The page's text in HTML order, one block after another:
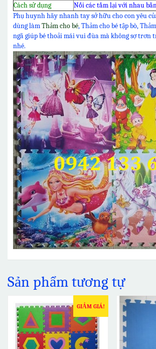
Cách sử dụng
Nối các tấm lại với nhau
Phụ huynh hãy nhanh tay sở hữu cho con yêu
dùng làmThảm cho bé, Thảm cho bé tập bò,
ngã giúp bé thoải mái vui đùa mà không sợ trơn
nhé.
Sản phẩm tương tự
GIẢM GIÁ!